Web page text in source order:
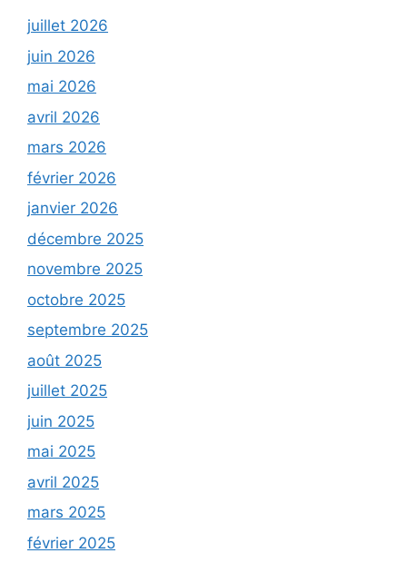
juillet 2026
juin 2026
mai 2026
avril 2026
mars 2026
février 2026
janvier 2026
décembre 2025
novembre 2025
octobre 2025
septembre 2025
août 2025
juillet 2025
juin 2025
mai 2025
avril 2025
mars 2025
février 2025